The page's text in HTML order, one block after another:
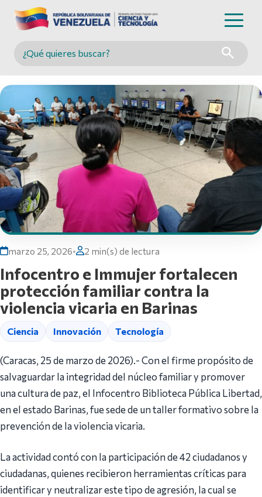
Buscar en MINCYT
marzo 25, 2026• 2 min(s) de lectura
Infocentro e Immujer fortalecen
protección familiar contra la
violencia vicaria en Barinas
Ciencia Innovación Tecnología
(Caracas, 25 de marzo de 2026).- Con el firme propósito de
salvaguardar la integridad del núcleo familiar y promover
una cultura de paz, el Infocentro Biblioteca Pública Libertad,
en el estado Barinas, fue sede de un taller formativo sobre la
prevención de la violencia vicaria.
La actividad contó con la participación de 42 ciudadanos y
ciudadanas, quienes recibieron herramientas críticas para
identificar y neutralizar este tipo de agresión, la cual se